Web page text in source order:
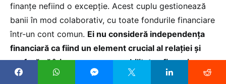
finanțe nefiind o excepție. Acest cuplu gestionează
banii în mod colaborativ, cu toate fondurile financiare
într-un cont comun. Ei nu consideră independența
financiară ca fiind un element crucial al relației și
preferă să își asume responsabilitatea financiara
împreună. În plus, educația financiară nu este un